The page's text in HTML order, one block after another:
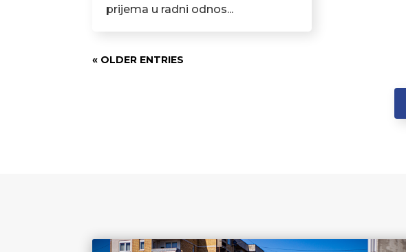
prijema u radni odnos...
« OLDER ENTRIES